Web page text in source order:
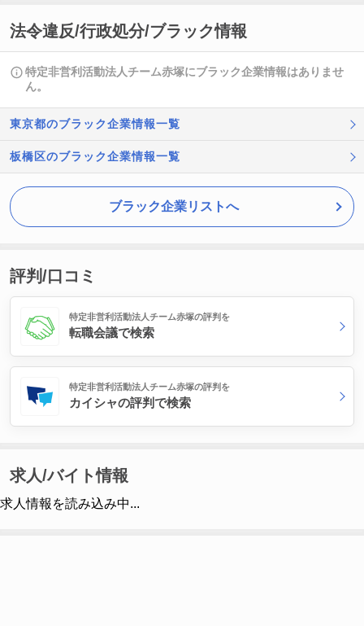
法令違反/行政処分/ブラック情報
特定非営利活動法人チーム赤塚にブラック企業情報はありませ
ん。
東京都のブラック企業情報一覧
板橋区のブラック企業情報一覧
ブラック企業リストへ
評判/口コミ
特定非営利活動法人チーム赤塚の評判を
転職会議で検索
特定非営利活動法人チーム赤塚の評判を
カイシャの評判で検索
求人/バイト情報
求人情報を読み込み中...